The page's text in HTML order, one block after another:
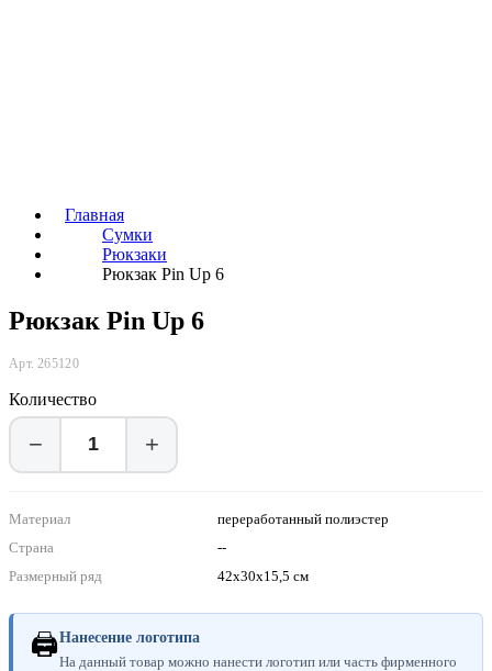
Главная
Сумки
Рюкзаки
Рюкзак Pin Up 6
Рюкзак Pin Up 6
Арт. 265120
Количество
− +
Материал
переработанный полиэстер
Страна
--
Размерный ряд
42x30x15,5 см
🖨Нанесение логотипа
На данный товар можно нанести логотип или часть фирменного